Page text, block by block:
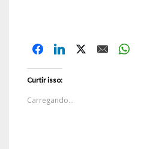
Curtir isso:
Carregando...